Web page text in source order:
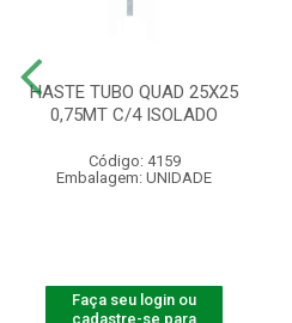
HASTE TUBO QUAD 25X25
0,75MT C/4 ISOLADO
Código: 4159
Embalagem: UNIDADE
Faça seu login ou
cadastre-se para